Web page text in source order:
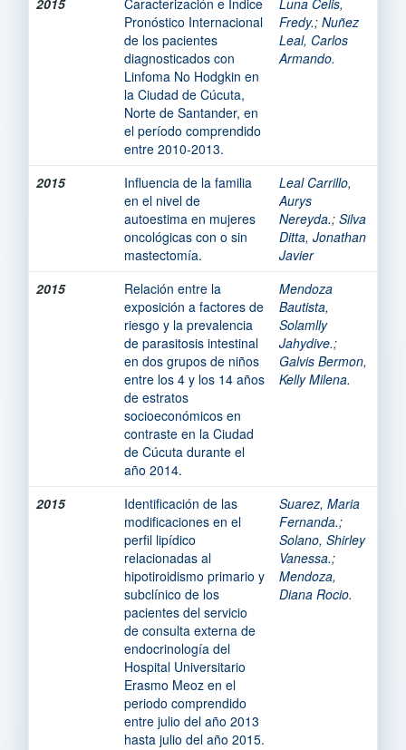
Pronóstico Internacional
de los pacientes
diagnosticados con
Linfoma No Hodgkin en
la Ciudad de Cúcuta,
Norte de Santander, en
el período comprendido
entre 2010-2013.
Fredy.; Nuñez
Leal, Carlos
Armando.
2015
Influencia de la familia
en el nivel de
autoestima en mujeres
oncológicas con o sin
mastectomía.
Leal Carrillo,
Aurys
Nereyda.; Silva
Ditta, Jonathan
Javier
2015
Relación entre la
exposición a factores de
riesgo y la prevalencia
de parasitosis intestinal
en dos grupos de niños
entre los 4 y los 14 años
de estratos
socioeconómicos en
contraste en la Ciudad
de Cúcuta durante el
año 2014.
Mendoza
Bautista,
Solamlly
Jahydive.;
Galvis Bermon,
Kelly Milena.
2015
Identificación de las
modificaciones en el
perfil lipídico
relacionadas al
hipotiroidismo primario y
subclínico de los
pacientes del servicio
de consulta externa de
endocrinología del
Hospital Universitario
Erasmo Meoz en el
periodo comprendido
entre julio del año 2013
hasta julio del año 2015.
Suarez, Maria
Fernanda.;
Solano, Shirley
Vanessa.;
Mendoza,
Diana Rocio.